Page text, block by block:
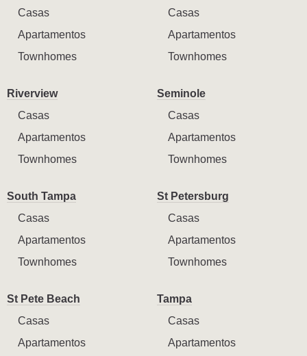
Casas
Apartamentos
Townhomes
Casas
Apartamentos
Townhomes
Riverview
Casas
Apartamentos
Townhomes
Seminole
Casas
Apartamentos
Townhomes
South Tampa
Casas
Apartamentos
Townhomes
St Petersburg
Casas
Apartamentos
Townhomes
St Pete Beach
Casas
Apartamentos
Tampa
Casas
Apartamentos